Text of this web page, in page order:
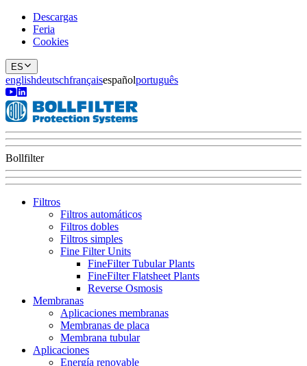
Descargas
Feria
Cookies
ES
englishdeutschfrançaisespañolportuguês
Bollfilter
Filtros
Filtros automáticos
Filtros dobles
Filtros simples
Fine Filter Units
FineFilter Tubular Plants
FineFilter Flatsheet Plants
Reverse Osmosis
Membranas
Aplicaciones membranas
Membranas de placa
Membrana tubular
Aplicaciones
Energía renovable